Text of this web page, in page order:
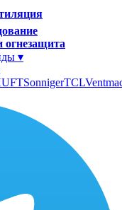
огнезащита
▾
SonnigerTCL